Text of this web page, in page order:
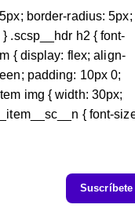
border-radius: 5px;
.scsp__hdr h2 { font-
{ display: flex; align-
padding: 10px 0;
img { width: 30px;
{ font-
Suscríbete